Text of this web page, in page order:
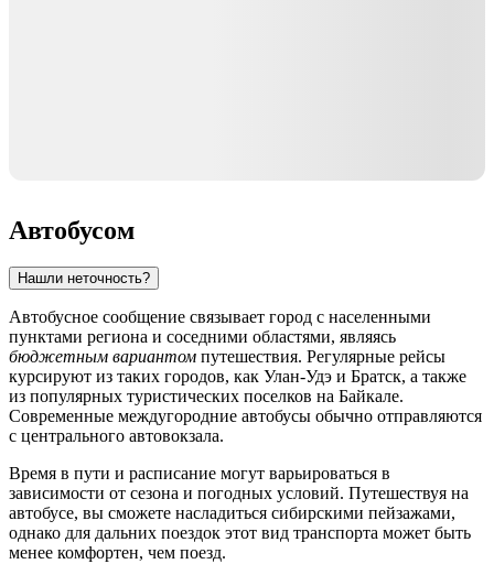
Автобусом
Нашли неточность?
Автобусное сообщение связывает город с населенными
пунктами региона и соседними областями, являясь
бюджетным вариантом путешествия. Регулярные рейсы
курсируют из таких городов, как Улан-Удэ и Братск, а также
из популярных туристических поселков на Байкале.
Современные междугородние автобусы обычно отправляются
с центрального автовокзала.
Время в пути и расписание могут варьироваться в
зависимости от сезона и погодных условий. Путешествуя на
автобусе, вы сможете насладиться сибирскими пейзажами,
однако для дальних поездок этот вид транспорта может быть
менее комфортен, чем поезд.